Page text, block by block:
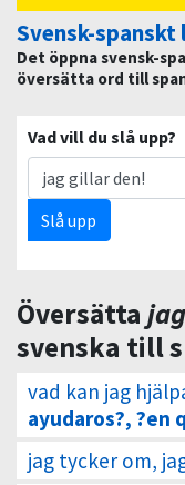
Svensk-spanskt
Det öppna svensk-
översätta ord till
Vad vill du slå upp?
Slå upp
Översätta
svenska till
vad kan jag
ayudaros?, ?en
jag tycker om,